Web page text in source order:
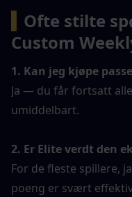
Ofte stilte
Custom
1. Kan jeg kjøpe
Ja — du får fortsatt
umiddelbart.
2. Er Elite verdt den
For de fleste spillere,
poeng er svært